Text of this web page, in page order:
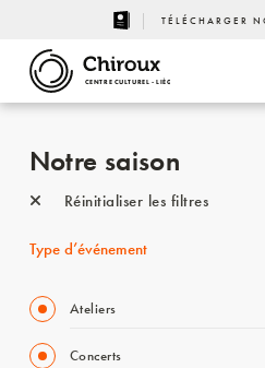
TÉLÉCHARGER
CENTRE CULTUREL - LIÈGE
Notre saison
Réinitialiser les filtres
Type d’événement
Ateliers
Concerts